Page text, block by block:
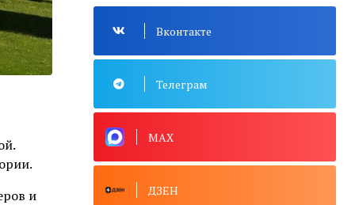
и
Вконтакте
Телеграм
MAX
ДЗЕН